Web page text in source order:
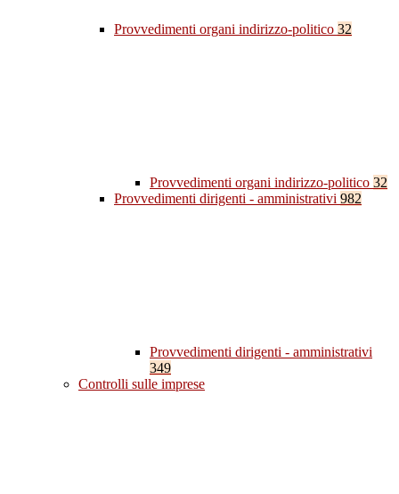
Provvedimenti organi indirizzo-politico 32
Provvedimenti organi indirizzo-politico 32
Provvedimenti dirigenti - amministrativi 982
Provvedimenti dirigenti - amministrativi
349
Controlli sulle imprese